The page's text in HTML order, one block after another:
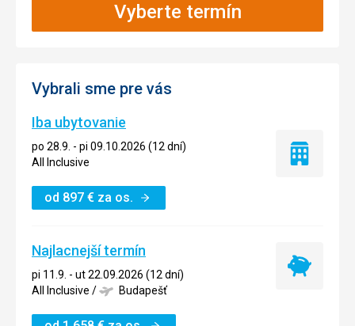
Vyberte termín
Vybrali sme pre vás
Iba ubytovanie
po 28.9. - pi 09.10.2026 (12 dní)
All Inclusive
od 897 € za os.
Iba
Najlacnejší termín
pi 11.9. - ut 22.09.2026 (12 dní)
All Inclusive / Budapešť
Najlacnejší